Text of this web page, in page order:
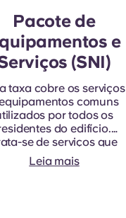
Pacote de
e
(SNI)
taxa cobre os serviços
comuns
por todos os
do edifício.
se de serviços que
todos e que não
ser quantificados
Leia mais